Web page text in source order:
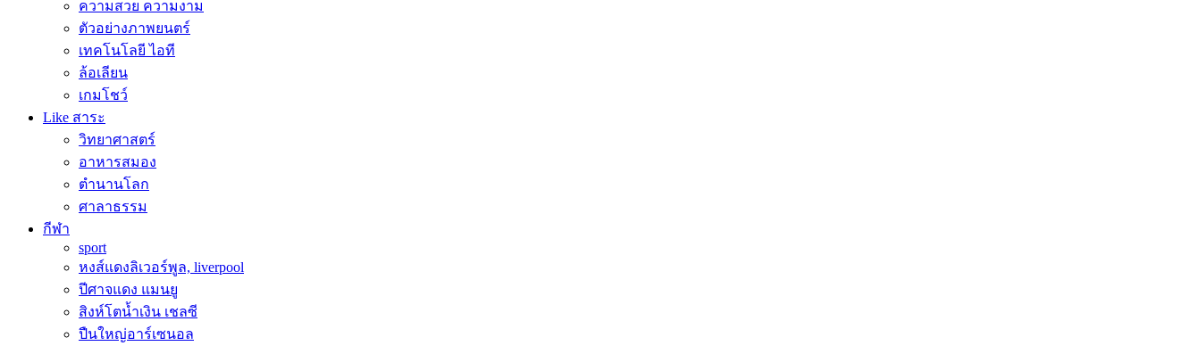
ความสวย ความงาม
ตัวอย่างภาพยนตร์
เทคโนโลยี ไอที
ล้อเลียน
เกมโชว์
Like สาระ
วิทยาศาสตร์
อาหารสมอง
ตำนานโลก
ศาลาธรรม
กีฬา
sport
หงส์แดงลิเวอร์พูล, liverpool
ปีศาจแดง แมนยู
สิงห์โตน้ำเงิน เชลซี
ปืนใหญ่อาร์เซนอล